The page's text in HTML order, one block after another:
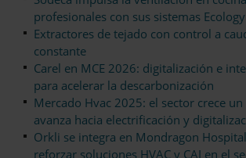
profesionales con sus sistemas
Extractores de tejado con control a
constante
Carel en MCE 2026: digitalización e
para acelerar la descarbonización
Mercado Hvac 2025: el sector crece un
avanza hacia electrificación y
Orkli se integra en Mondragon
reforzar soluciones HVAC y CAI en el